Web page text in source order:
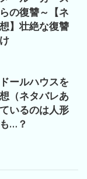
の復讐～【ネ
】壮絶な復讐
ドールハウスを
（ネタバレあ
いるのは人形
…？